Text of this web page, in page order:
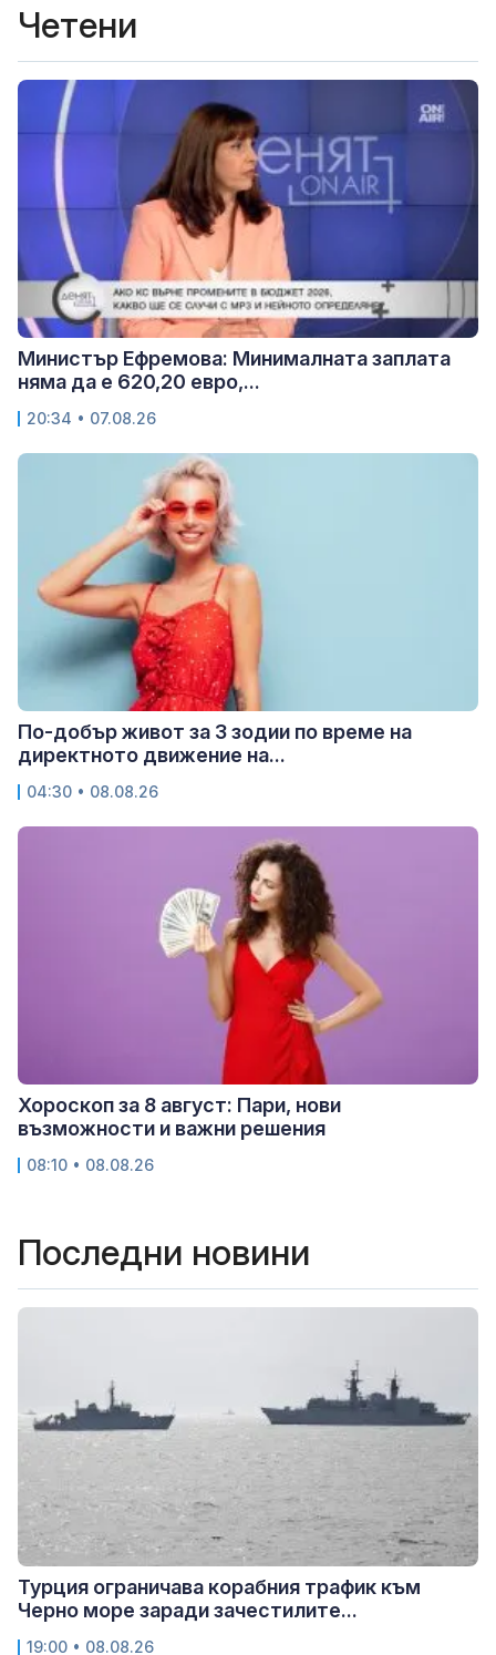
Четени
Министър Ефремова: Минималната заплата
няма да е 620,20 евро,...
20:34 • 07.08.26
По-добър живот за 3 зодии по време на
директното движение на...
04:30 • 08.08.26
Хороскоп за 8 август: Пари, нови
възможности и важни решения
08:10 • 08.08.26
Последни новини
Турция ограничава корабния трафик към
Черно море заради зачестилите...
19:00 • 08.08.26